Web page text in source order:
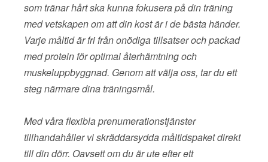
som tränar hårt ska kunna fokusera på din träning
med vetskapen om att din kost är i de bästa händer.
Varje måltid är fri från onödiga tillsatser och packad
med protein för optimal återhämtning och
muskeluppbyggnad. Genom att välja oss, tar du ett
steg närmare dina träningsmål.
Med våra flexibla prenumerationstjänster
tillhandahåller vi skräddarsydda måltidspaket direkt
till din dörr. Oavsett om du är ute efter ett